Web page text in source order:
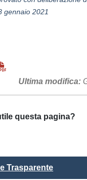
gennaio 2021
Ultima modifica
questa pagina?
Trasparente
Trasparente